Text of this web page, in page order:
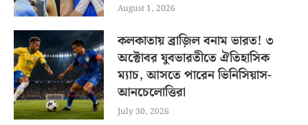
August 1, 2026
কলকাতায় ব্রাজ়িল বনাম ভারত! ৩
অক্টোবর যুবভারতীতে ঐতিহাসিক
ম্যাচ, আসতে পারেন ভিনিসিয়াস-
আনচেলোত্তিরা
July 30, 2026